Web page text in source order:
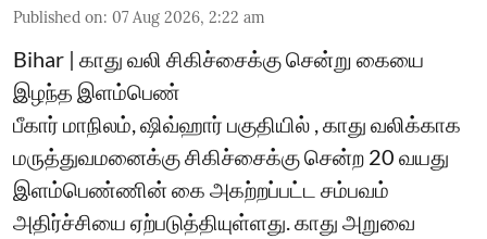
Published on: 07 Aug 2026, 2:22 am
Bihar | காது வலி சிகிச்சைக்கு சென்று கையை
இழந்த இளம்பெண்
பீகார் மாநிலம், ஷிவ்ஹார் பகுதியில் , காது வலிக்காக
மருத்துவமனைக்கு சிகிச்சைக்கு சென்ற 20 வயது
இளம்பெண்ணின் கை அகற்றப்பட்ட சம்பவம்
அதிர்ச்சியை ஏற்படுத்தியுள்ளது. காது அறுவை